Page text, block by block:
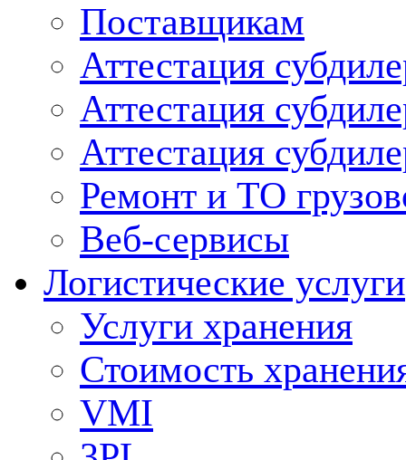
Поставщикам
Аттестация
Аттестация
Аттестация
Ремонт и ТО
Веб-сервисы
Логистические услуги
Услуги хранения
Стоимость
VMI